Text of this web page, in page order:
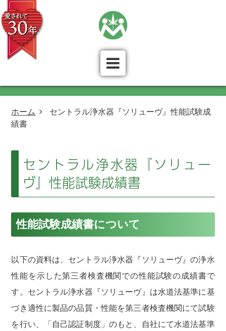
ホーム
セントラル浄水器『ソリューヴ』性能試験成
績書
セントラル浄水器『ソリュー
ヴ』性能試験成績書
性能試験成績書について
以下の資料は、セントラル浄水器『ソリューヴ』の浄水
性能を示した第三者検査機関での性能試験の成績書で
す。セントラル浄水器『ソリューヴ』は水道法基準に基
づき適性に製品の品質・性能を第三者検査機関にて試験
を行い、「自己認証制度」のもと、自社にて水道法基準